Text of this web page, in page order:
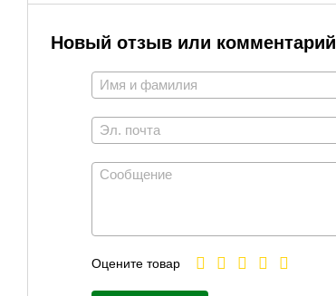
Новый отзыв или комментарий
Оцените товар